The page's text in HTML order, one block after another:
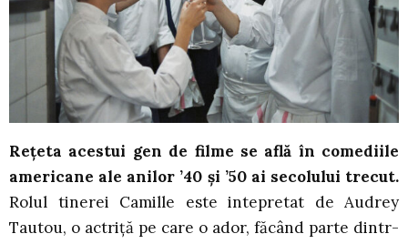
Rețeta acestui gen de filme se află în comediile
americane ale anilor ’40 și ’50 ai secolului trecut.
Rolul tinerei Camille este intepretat de Audrey
Tautou, o actriță pe care o ador, făcând parte dintr-